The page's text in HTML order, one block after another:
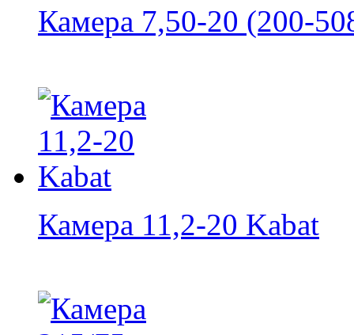
Камера 7,50-20 (200-
Камера 11,2-20 Kabat